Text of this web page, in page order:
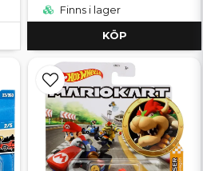
Finns i lager
KÖP